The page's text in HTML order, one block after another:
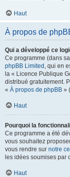
Haut
À propos de
Qui a développé ce
Ce programme (dans
phpBB Limited , qui en
la « Licence Publique
distribué gratuitement.
« À propos de phpBB »
Haut
Pourquoi la
Ce programme a été
vous souhaitez
vous rendre sur notre
les idées soumises par
Haut